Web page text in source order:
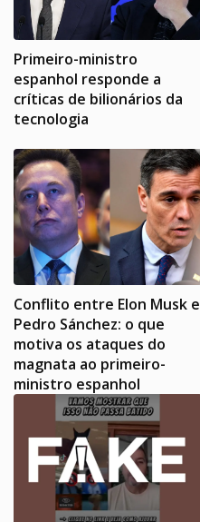
Primeiro-ministro
espanhol responde a
críticas de bilionários da
tecnologia
Conflito entre Elon Musk e
Pedro Sánchez: o que
motiva os ataques do
magnata ao primeiro-
ministro espanhol